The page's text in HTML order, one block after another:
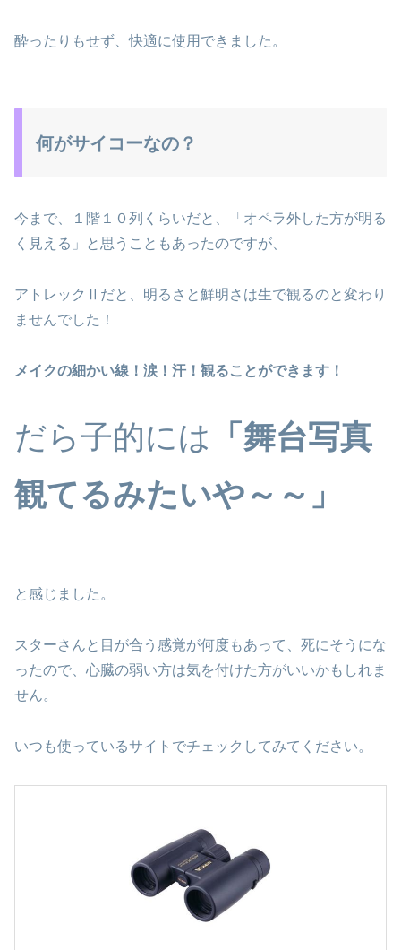
酔ったりもせず、快適に使用できました。
何がサイコーなの？
今まで、１階１０列くらいだと、「オペラ外した方が明る
く見える」と思うこともあったのですが、
アトレックⅡだと、明るさと鮮明さは生で観るのと変わり
ませんでした！
メイクの細かい線！涙！汗！観ることができます！
だら子的には 「舞台写真
観てるみたいや～～」
と感じました。
スターさんと目が合う感覚が何度もあって、死にそうにな
ったので、心臓の弱い方は気を付けた方がいいかもしれま
せん。
いつも使っているサイトでチェックしてみてください。